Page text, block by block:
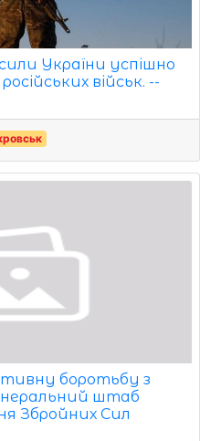
України успішно
військ. --
боротьбу з
штаб
Збройних Сил